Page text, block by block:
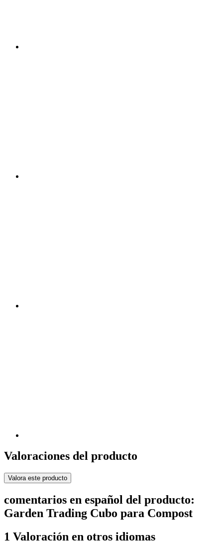
Valoraciones del producto
Valora este producto
comentarios en español del producto:
Garden Trading Cubo para Compost
1 Valoración en otros idiomas